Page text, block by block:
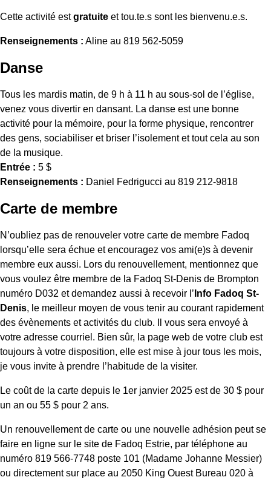
Cette activité estgratuite et tou.te.s sont les bienvenu.e.s.
Renseignements : Aline au 819 562-5059
Danse
Tous les mardis matin, de 9 h à 11 h au sous-sol de l’église,
venez vous divertir en dansant. La danse est une bonne
activité pour la mémoire, pour la forme physique, rencontrer
des gens, sociabiliser et briser l’isolement et tout cela au son
de la musique.
Entrée : 5 $
Renseignements : Daniel Fedrigucci au 819 212-9818
Carte de membre
N’oubliez pas de renouveler votre carte de membre Fadoq
lorsqu’elle sera échue et encouragez vos ami(e)s à devenir
membre eux aussi. Lors du renouvellement, mentionnez que
vous voulez être membre de la Fadoq St-Denis de Brompton
numéro D032 et demandez aussi à recevoir l’ Info Fadoq St-
Denis, le meilleur moyen de vous tenir au courant rapidement
des évènements et activités du club. Il vous sera envoyé à
votre adresse courriel. Bien sûr, la page web de votre club est
toujours à votre disposition, elle est mise à jour tous les mois,
je vous invite à prendre l’habitude de la visiter.
Le coût de la carte depuis le 1er janvier 2025 est de 30 $ pour
un an ou 55 $ pour 2 ans.
Un renouvellement de carte ou une nouvelle adhésion peut se
faire en ligne sur le site de Fadoq Estrie, par téléphone au
numéro 819 566-7748 poste 101 (Madame Johanne Messier)
ou directement sur place au 2050 King Ouest Bureau 020 à